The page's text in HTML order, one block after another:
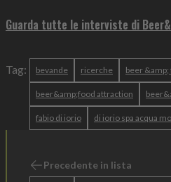
Guarda tutte le interviste di
Tag: bevande ricerche beer
beer&amp;food attraction
fabio di iorio di iorio spa acqua
Precedente in lista